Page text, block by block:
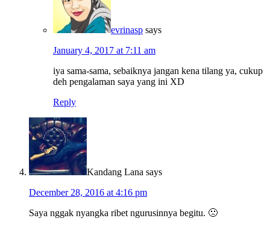
evrinasp says
January 4, 2017 at 7:11 am
iya sama-sama, sebaiknya jangan kena tilang ya, cukup
deh pengalaman saya yang ini XD
Reply
Kandang Lana says
December 28, 2016 at 4:16 pm
Saya nggak nyangka ribet ngurusinnya begitu. 🙁